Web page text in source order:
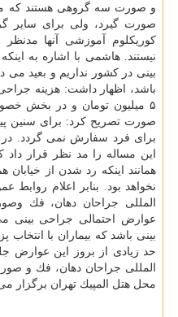
و صورت سه گروهی هستند كه
صورت گیرد، ولی برای سایر
كوریكلوم آموزشی آنها مدنظر
نیستند. هاشمی با اشاره به
بینی در كشور نداریم و بعید می
۵ میلیون تومان و در بخش
برای فرد سفارش نمی گردد. در
این مساله را مد نظر قرار
نخواهد بود. بنابر اعلام
المللی جراحان دهان، فك
عوارض احتمالی جراحی بینی
بینی باشد كه بیماران با انتخاب
حد زیادی از بروز این عوارض
محل هتل المپیك تهران برگزار می